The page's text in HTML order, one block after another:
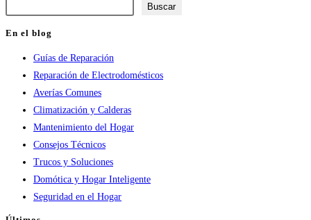
Buscar
En el blog
Guías de Reparación
Reparación de Electrodomésticos
Averías Comunes
Climatización y Calderas
Mantenimiento del Hogar
Consejos Técnicos
Trucos y Soluciones
Domótica y Hogar Inteligente
Seguridad en el Hogar